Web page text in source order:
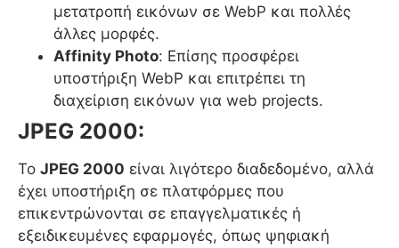
μετατροπή εικόνων σε WebP και πολλές
άλλες μορφές.
Affinity Photo: Επίσης προσφέρει
υποστήριξη WebP και επιτρέπει τη
διαχείριση εικόνων για web projects.
JPEG 2000:
Το JPEG 2000 είναι λιγότερο διαδεδομένο, αλλά
έχει υποστήριξη σε πλατφόρμες που
επικεντρώνονται σε επαγγελματικές ή
εξειδικευμένες εφαρμογές, όπως ψηφιακή